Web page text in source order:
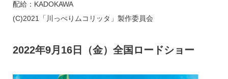
配給：KADOKAWA
(C)2021「川っぺりムコリッタ」製作委員会
2022年9月16日（金）全国ロードショー